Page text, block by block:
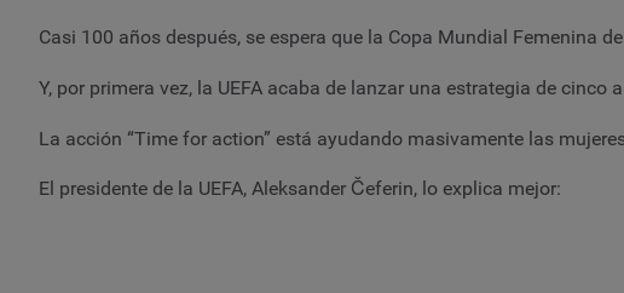
Casi 100 años después, se espera que la Copa Mundial Femenina
Y, por primera vez, la UEFA acaba de lanzar una estrategia de
La acción “Time for action” está ayudando masivamente las
El presidente de la UEFA, Aleksander Čeferin, lo explica mejor: